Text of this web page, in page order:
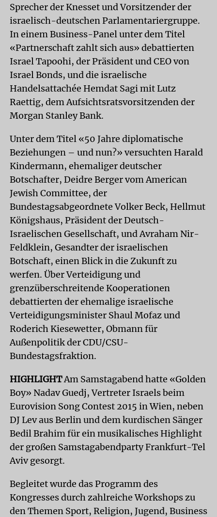
Sprecher der Knesset und Vorsitzender der
israelisch-deutschen Parlamentariergruppe.
In einem Business-Panel unter dem Titel
«Partnerschaft zahlt sich aus» debattierten
Israel Tapoohi, der Präsident und CEO von
Israel Bonds, und die israelische
Handelsattachée Hemdat Sagi mit Lutz
Raettig, dem Aufsichtsratsvorsitzenden der
Morgan Stanley Bank.
Unter dem Titel «50 Jahre diplomatische
Beziehungen – und nun?» versuchten Harald
Kindermann, ehemaliger deutscher
Botschafter, Deidre Berger vom American
Jewish Committee, der
Bundestagsabgeordnete Volker Beck, Hellmut
Königshaus, Präsident der Deutsch-
Israelischen Gesellschaft, und Avraham Nir-
Feldklein, Gesandter der israelischen
Botschaft, einen Blick in die Zukunft zu
werfen. Über Verteidigung und
grenzüberschreitende Kooperationen
debattierten der ehemalige israelische
Verteidigungsminister Shaul Mofaz und
Roderich Kiesewetter, Obmann für
Außenpolitik der CDU/CSU-
Bundestagsfraktion.
HIGHLIGHTAm Samstagabend hatte «Golden
Boy» Nadav Guedj, Vertreter Israels beim
Eurovision Song Contest 2015 in Wien, neben
DJ Lev aus Berlin und dem kurdischen Sänger
Bedil Brahim für ein musikalisches Highlight
der großen Samstagabendparty Frankfurt-Tel
Aviv gesorgt.
Begleitet wurde das Programm des
Kongresses durch zahlreiche Workshops zu
den Themen Sport, Religion, Jugend, Business